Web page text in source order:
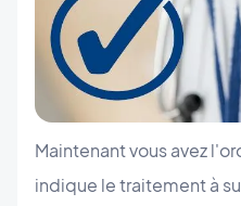
Maintenant vous avez
indique le traitement à